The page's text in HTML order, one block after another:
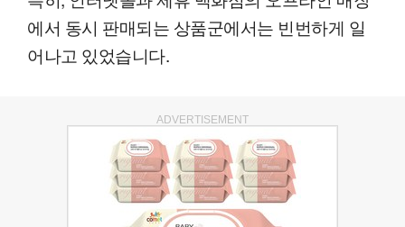
에서 동시 판매되는 상품군에서는 빈번하게 일
어나고 있었습니다.
ADVERTISEMENT